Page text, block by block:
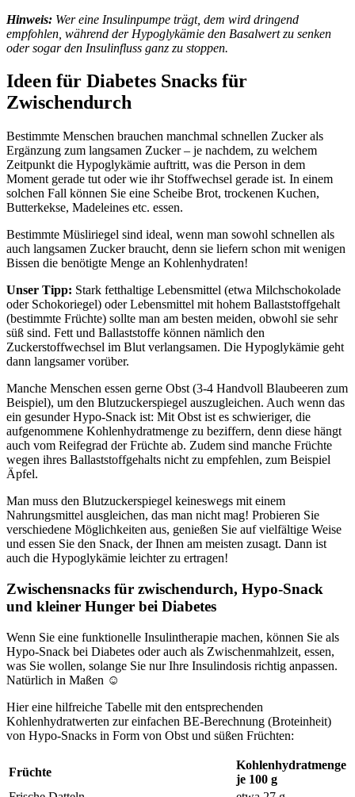
Hinweis: Wer eine Insulinpumpe trägt, dem wird dringend
empfohlen, während der Hypoglykämie den Basalwert zu senken
oder sogar den Insulinfluss ganz zu stoppen.
Ideen für Diabetes Snacks für
Zwischendurch
Bestimmte Menschen brauchen manchmal schnellen Zucker als
Ergänzung zum langsamen Zucker – je nachdem, zu welchem
Zeitpunkt die Hypoglykämie auftritt, was die Person in dem
Moment gerade tut oder wie ihr Stoffwechsel gerade ist. In einem
solchen Fall können Sie eine Scheibe Brot, trockenen Kuchen,
Butterkekse, Madeleines etc. essen.
Bestimmte Müsliriegel sind ideal, wenn man sowohl schnellen als
auch langsamen Zucker braucht, denn sie liefern schon mit wenigen
Bissen die benötigte Menge an Kohlenhydraten!
Unser Tipp: Stark fetthaltige Lebensmittel (etwa Milchschokolade
oder Schokoriegel) oder Lebensmittel mit hohem Ballaststoffgehalt
(bestimmte Früchte) sollte man am besten meiden, obwohl sie sehr
süß sind. Fett und Ballaststoffe können nämlich den
Zuckerstoffwechsel im Blut verlangsamen. Die Hypoglykämie geht
dann langsamer vorüber.
Manche Menschen essen gerne Obst (3-4 Handvoll Blaubeeren zum
Beispiel), um den Blutzuckerspiegel auszugleichen. Auch wenn das
ein gesunder Hypo-Snack ist: Mit Obst ist es schwieriger, die
aufgenommene Kohlenhydratmenge zu beziffern, denn diese hängt
auch vom Reifegrad der Früchte ab. Zudem sind manche Früchte
wegen ihres Ballaststoffgehalts nicht zu empfehlen, zum Beispiel
Äpfel.
Man muss den Blutzuckerspiegel keineswegs mit einem
Nahrungsmittel ausgleichen, das man nicht mag! Probieren Sie
verschiedene Möglichkeiten aus, genießen Sie auf vielfältige Weise
und essen Sie den Snack, der Ihnen am meisten zusagt. Dann ist
auch die Hypoglykämie leichter zu ertragen!
Zwischensnacks für zwischendurch, Hypo-Snack
und kleiner Hunger bei Diabetes
Wenn Sie eine funktionelle Insulintherapie machen, können Sie als
Hypo-Snack bei Diabetes oder auch als Zwischenmahlzeit, essen,
was Sie wollen, solange Sie nur Ihre Insulindosis richtig anpassen.
Natürlich in Maßen ☺
Hier eine hilfreiche Tabelle mit den entsprechenden
Kohlenhydratwerten zur einfachen BE-Berechnung (Broteinheit)
von Hypo-Snacks in Form von Obst und süßen Früchten:
Früchte
Kohlenhydratmenge
je 100 g